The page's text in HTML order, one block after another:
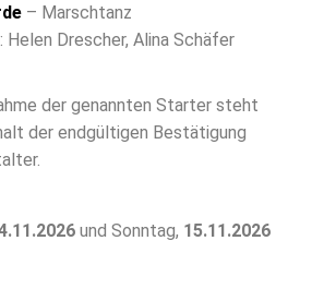
– Marschtanz
: Helen Drescher, Alina Schäfer
der genannten Starter steht
der endgültigen Bestätigung
und Sonntag, 15.11.2026